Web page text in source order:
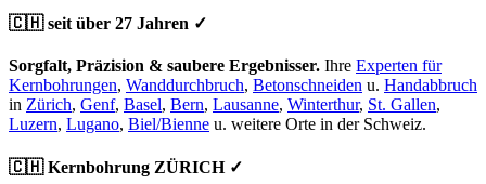
🇨🇭 seit über 27 Jahren ✓
Sorgfalt, Präzision & saubere Ergebnisser. Ihre Experten für
Kernbohrungen, Wanddurchbruch, Betonschneiden u. Handabbruch
in Zürich, Genf, Basel, Bern, Lausanne, Winterthur, St. Gallen,
Luzern, Lugano, Biel/Bienne u. weitere Orte in der Schweiz.
🇨🇭 Kernbohrung ZÜRICH ✓